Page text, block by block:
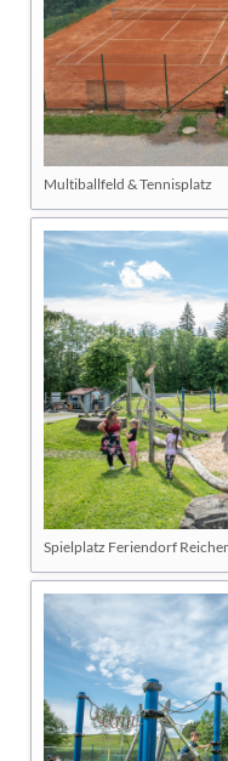
Multiballfeld & Tennisplatz
Spielplatz Feriendorf